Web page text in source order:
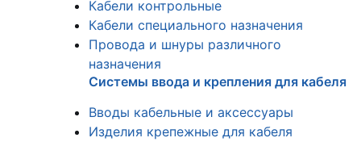
Кабели контрольные
Кабели специального назначения
Провода и шнуры различного
назначения
Системы ввода и крепления для кабеля
Вводы кабельные и аксессуары
Изделия крепежные для кабеля